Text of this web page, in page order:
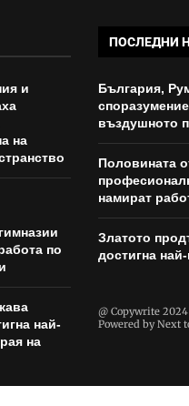
и
на
по
най-
на
ПОСЛЕДНИ
България,
въздушното
Половината
намират
Златото
достигна
@ Copywrite
Powered byNext